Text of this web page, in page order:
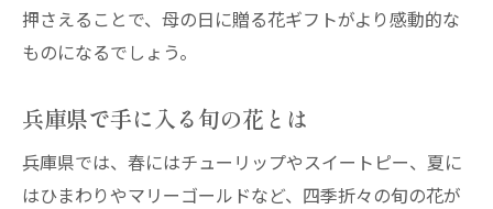
押さえることで、母の日に贈る花ギフトがより感動的な
ものになるでしょう。
兵庫県で手に入る旬の花とは
兵庫県では、春にはチューリップやスイートピー、夏に
はひまわりやマリーゴールドなど、四季折々の旬の花が